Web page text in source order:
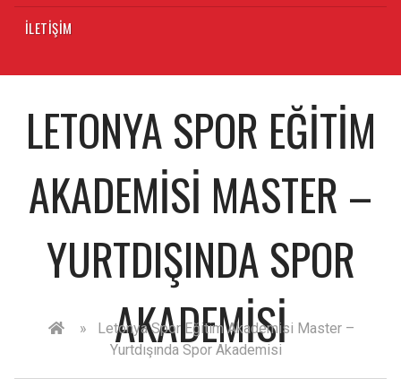
İLETIŞIM
LETONYA SPOR EĞITIM
AKADEMISI MASTER –
YURTDIŞINDA SPOR
AKADEMISI
»
Letonya Spor Eğitim Akademisi Master –
Yurtdışında Spor Akademisi